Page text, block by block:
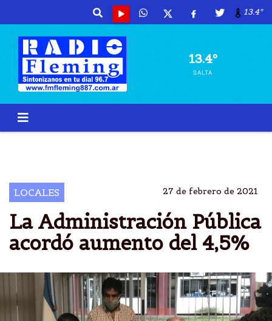
13.4º
13.4º
SALTA
LOCALES 27 de febrero de 2021
La Administración Pública
acordó aumento del 4,5%